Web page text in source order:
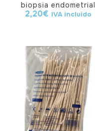
biopsia endometrial
2,20€ IVA incluido